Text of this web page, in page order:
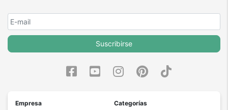
Suscribirse
Empresa
Categorías